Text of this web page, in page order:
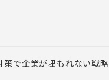
策で企業が埋もれない